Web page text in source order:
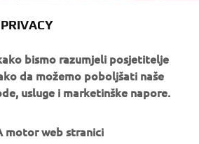
LAND
bismo razumjeli posjetitelje
da možemo poboljšati naše
usluge i marketinške napore.
motor web stranici